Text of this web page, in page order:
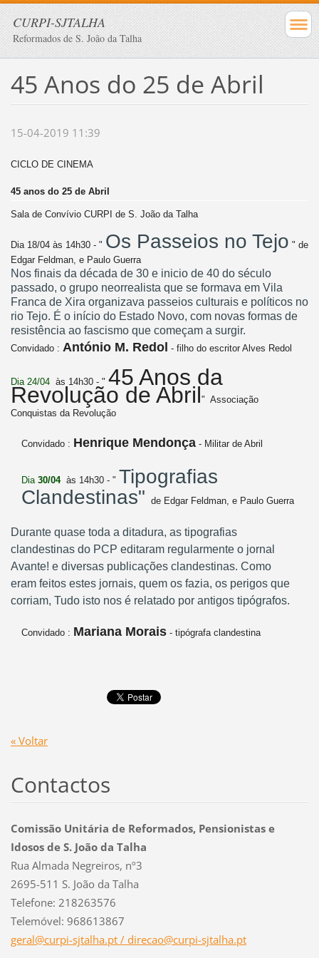
CURPI-SJTALHA
Reformados de S. João da Talha
45 Anos do 25 de Abril
15-04-2019 11:39
CICLO DE CINEMA
45 anos do 25 de Abril
Sala de Convívio CURPI de S. João da Talha
Dia 18/04 às 14h30 - " Os Passeios no Tejo " de
Edgar Feldman, e Paulo Guerra
Nos finais da década de 30 e inicio de 40 do século
passado, o grupo neorrealista que se formava em Vila
Franca de Xira organizava passeios culturais e políticos no
rio Tejo. É o início do Estado Novo, com novas formas de
resistência ao fascismo que começam a surgir.
Convidado : António M. Redol - filho do escritor Alves Redol
Dia 24/04 às 14h30 - " 45 Anos da
Revolução de Abril" Associação
Conquistas da Revolução
Convidado : Henrique Mendonça- Militar de Abril
Dia 30/04 às 14h30 - " Tipografias
Clandestinas" de Edgar Feldman, e Paulo Guerra
Durante quase toda a ditadura, as tipografias
clandestinas do PCP editaram regularmente o jornal
Avante! e diversas publicações clandestinas. Como
eram feitos estes jornais, quem os fazia, os perigos que
corriam, Tudo isto nos é relatado por antigos tipógrafos.
Convidado : Mariana Morais- tipógrafa clandestina
« Voltar
Contactos
Comissão Unitária de Reformados, Pensionistas e
Idosos de S. João da Talha
Rua Almada Negreiros, nº3
2695-511 S. João da Talha
Telefone: 218263576
Telemóvel: 968613867
geral@curpi-sjtalha.pt / direcao@curpi-sjtalha.pt